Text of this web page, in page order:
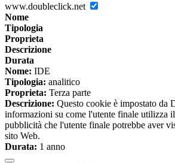
www.doubleclick.net
Nome
Tipologia
Proprieta
Descrizione
Durata
Nome: IDE
Tipologia: analitico
Proprieta: Terza parte
Descrizione: Questo cookie è impostato da
informazioni su come l'utente finale utilizza
pubblicità che l'utente finale potrebbe aver
sito Web.
Durata: 1 anno